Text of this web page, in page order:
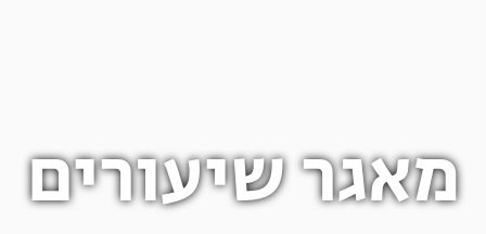
מאגר שיעורים